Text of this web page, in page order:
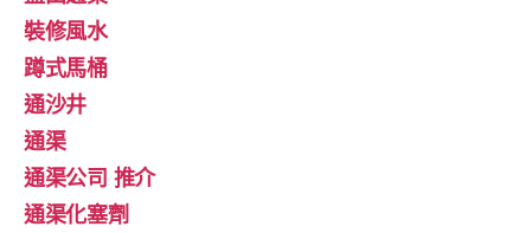
裝修風水
蹲式馬桶
通沙井
通渠
通渠公司 推介
通渠化塞劑